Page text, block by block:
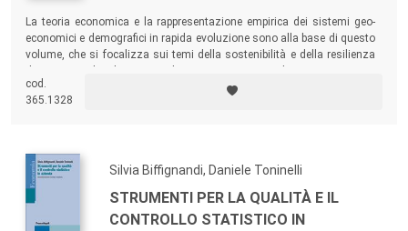
La teoria economica e la rappresentazione empirica dei sistemi geo-
economici e demografici in rapida evoluzione sono alla base di questo
volume, che si focalizza sui temi della sostenibilità e della resilienza
ambientali articolati nel tempo e nello spazio.
cod.
365.1328
Silvia Biffignandi, Daniele Toninelli
STRUMENTI PER LA QUALITÀ E IL
CONTROLLO STATISTICO IN